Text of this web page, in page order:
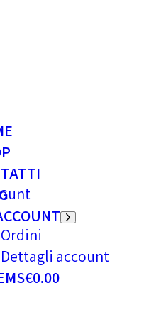
Ordini
Dettagli account
€0.00